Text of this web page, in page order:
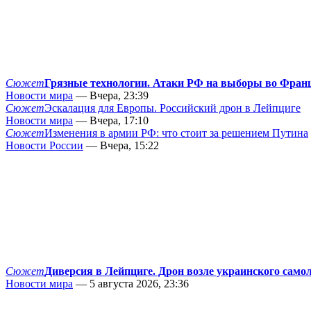
СюжетГрязные технологии. Атаки РФ на выборы во
Новости мира — Вчера, 23:39
СюжетЭскалация для Европы. Российский дрон в Лейпциге
Новости мира — Вчера, 17:10
СюжетИзменения в армии РФ: что стоит за решением Путина
Новости России — Вчера, 15:22
СюжетДиверсия в Лейпциге. Дрон возле украинского
Новости мира — 5 августа 2026, 23:36